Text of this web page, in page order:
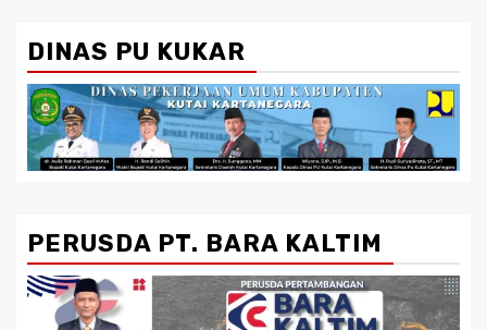
DINAS PU KUKAR
PERUSDA PT. BARA KALTIM